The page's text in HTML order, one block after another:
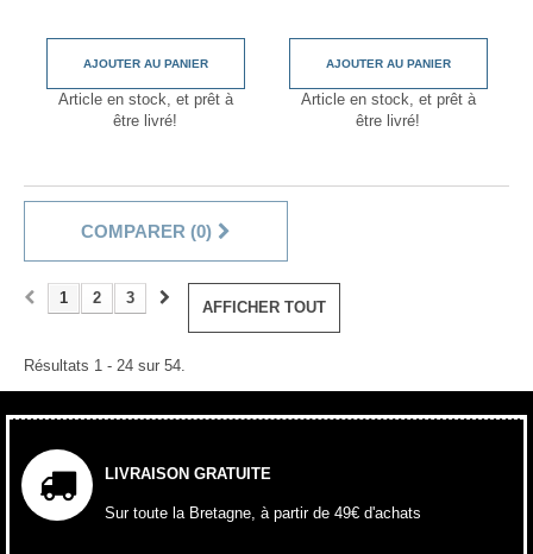
AJOUTER AU PANIER
Article en stock, et prêt à
être livré!
AJOUTER AU PANIER
Article en stock, et prêt à
être livré!
COMPARER (0)
AFFICHER TOUT
1 2 3
Résultats 1 - 24 sur 54.
LIVRAISON GRATUITE
Sur toute la Bretagne, à partir de 49€ d'achats